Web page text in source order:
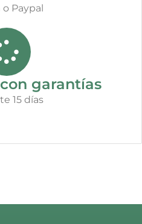
Paypal
garantías
15 días